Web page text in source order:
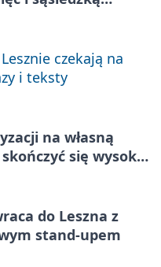
czekają na
i teksty
na własną
się wysoką
do Leszna z
stand-upem